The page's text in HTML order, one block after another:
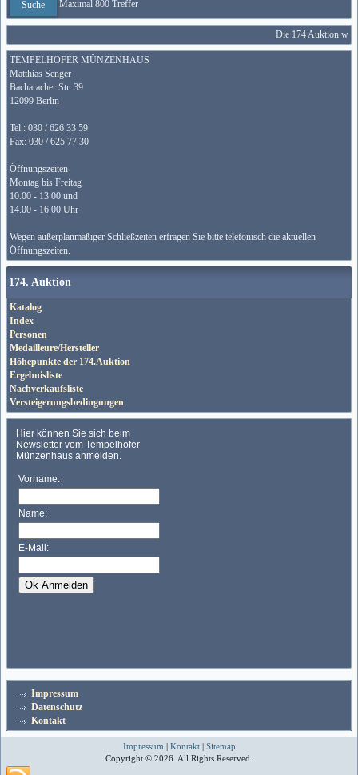
Maximal 800 Treffer
Die 174 Auktion
TEMPELHOFER MÜNZENHAUS
Matthias Senger
Bacharacher Str. 39
12099 Berlin
Tel.: 030 / 626 33 59
Fax: 030 / 625 77 30
Öffnungszeiten
Montag bis Freitag
10.00 - 13.00 und
14.00 - 16.00 Uhr
Wegen außerplanmäßiger Schließzeiten erfragen Sie bitte telefonisch die aktuellen
Öffnungszeiten.
174. Auktion
Katalog
Index
Personen
Medailleure/Hersteller
Höhepunkte der 174.Auktion
Ergebnisliste
Nachverkaufsliste
Versteigerungsbedingungen
Impressum
Datenschutz
Kontakt
Impressum | Kontakt| Sitemap
Copyright © 2026. All Rights Reserved.